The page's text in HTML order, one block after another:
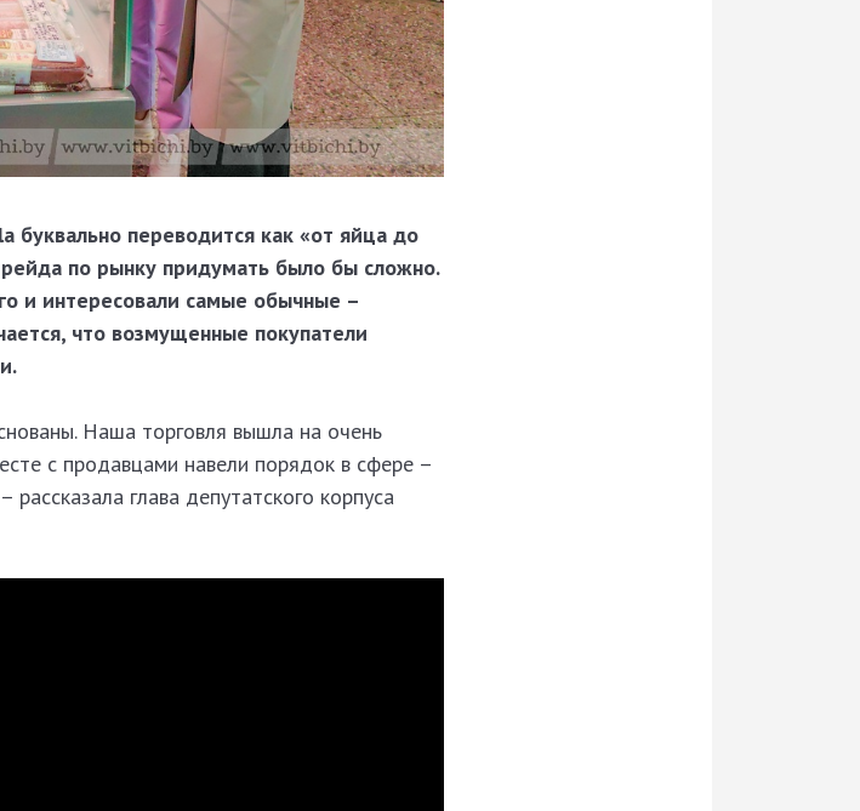
буквально переводится как «от яйца до
по рынку придумать было бы сложно.
и интересовали самые обычные –
что возмущенные покупатели
Наша торговля вышла на очень
с продавцами навели порядок в сфере –
глава депутатского корпуса